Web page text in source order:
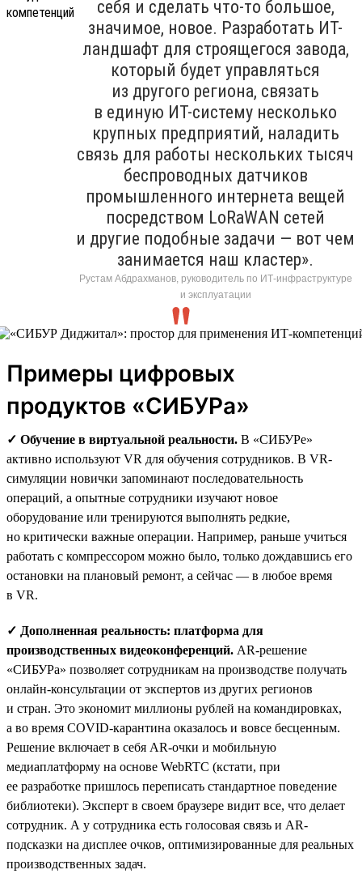
себя и сделать что-то большое,
значимое, новое. Разработать ИТ-
ландшафт для строящегося завода,
который будет управляться
из другого региона, связать
в единую ИТ-систему несколько
крупных предприятий, наладить
связь для работы нескольких тысяч
беспроводных датчиков
промышленного интернета вещей
посредством LoRaWAN сетей
и другие подобные задачи — вот чем
занимается наш кластер».
Рустам Абдрахманов, руководитель по ИТ-инфраструктуре
и эксплуатации
Примеры цифровых
продуктов «СИБУРа»
✓ Обучение в виртуальной реальности. В «СИБУРе»
активно используют VR для обучения сотрудников. В VR-
симуляции новички запоминают последовательность
операций, а опытные сотрудники изучают новое
оборудование или тренируются выполнять редкие,
но критически важные операции. Например, раньше учиться
работать с компрессором можно было, только дождавшись его
остановки на плановый ремонт, а сейчас — в любое время
в VR.
✓ Дополненная реальность: платформа для
производственных видеоконференций. AR-решение
«СИБУРа» позволяет сотрудникам на производстве получать
онлайн-консультации от экспертов из других регионов
и стран. Это экономит миллионы рублей на командировках,
а во время COVID-карантина оказалось и вовсе бесценным.
Решение включает в себя AR-очки и мобильную
медиаплатформу на основе WebRTC (кстати, при
ее разработке пришлось переписать стандартное поведение
библиотеки). Эксперт в своем браузере видит все, что делает
сотрудник. А у сотрудника есть голосовая связь и AR-
подсказки на дисплее очков, оптимизированные для реальных
производственных задач.